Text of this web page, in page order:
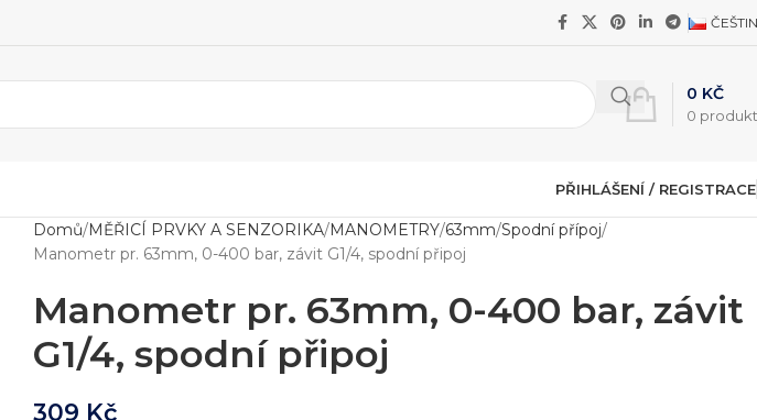
0
0 KČ
PŘIHLÁŠENÍ / REGISTRACE
Domů MĚŘICÍ PRVKY A SENZORIKA MANOMETRY 63mm Spodní přípoj
Manometr pr. 63mm, 0-400 bar, závit G1/4, spodní připoj
Manometr pr. 63mm, 0-400 bar, závit
G1/4, spodní připoj
309 Kč